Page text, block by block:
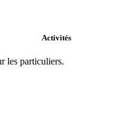
Activités
les particuliers.